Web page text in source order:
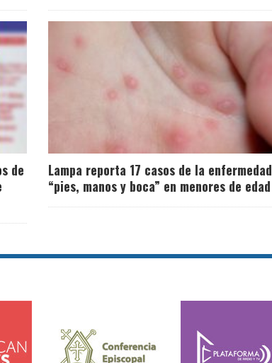
de
Lampa reporta 17 casos de la enfermedad
“pies, manos y boca” en menores de edad